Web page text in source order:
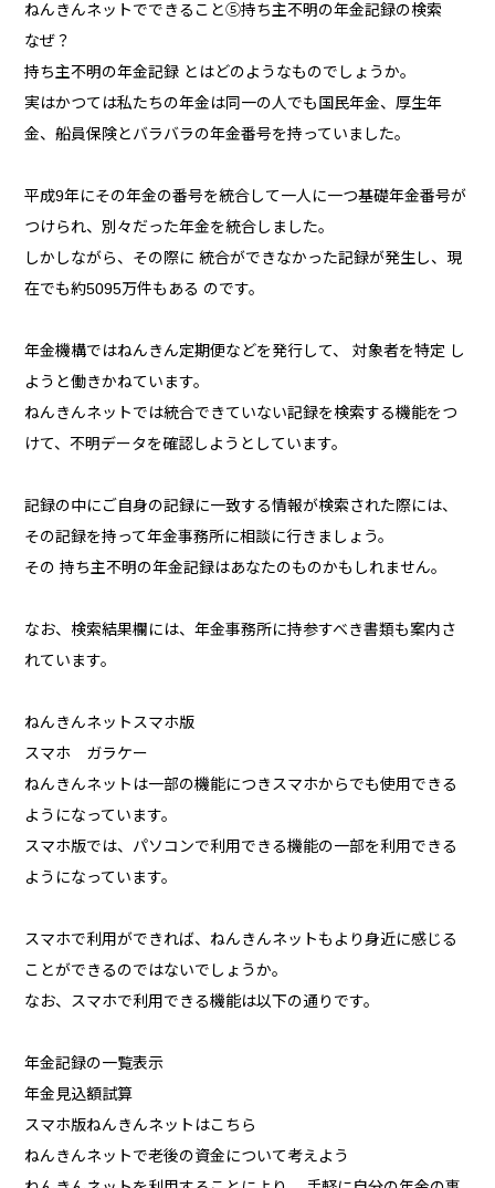
ねんきんネットでできること⑤持ち主不明の年金記録の検索
なぜ？
持ち主不明の年金記録 とはどのようなものでしょうか。
実はかつては私たちの年金は同一の人でも国民年金、厚生年
金、船員保険とバラバラの年金番号を持っていました。
平成9年にその年金の番号を統合して一人に一つ基礎年金番号が
つけられ、別々だった年金を統合しました。
しかしながら、その際に 統合ができなかった記録が発生し、現
在でも約5095万件もある のです。
年金機構ではねんきん定期便などを発行して、 対象者を特定 し
ようと働きかねています。
ねんきんネットでは統合できていない記録を検索する機能をつ
けて、不明データを確認しようとしています。
記録の中にご自身の記録に一致する情報が検索された際には、
その記録を持って年金事務所に相談に行きましょう。
その 持ち主不明の年金記録はあなたのものかもしれません。
なお、検索結果欄には、年金事務所に持参すべき書類も案内さ
れています。
ねんきんネットスマホ版
スマホ ガラケー
ねんきんネットは一部の機能につきスマホからでも使用できる
ようになっています。
スマホ版では、パソコンで利用できる機能の一部を利用できる
ようになっています。
スマホで利用ができれば、ねんきんネットもより身近に感じる
ことができるのではないでしょうか。
なお、スマホで利用できる機能は以下の通りです。
年金記録の一覧表示
年金見込額試算
スマホ版ねんきんネットはこちら
ねんきんネットで老後の資金について考えよう